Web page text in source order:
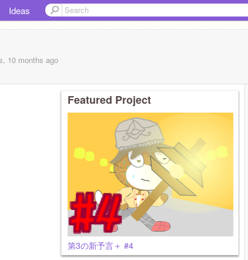
Ideas
10 months ago
！！！！！！！！！！！！！！！！！！！！！！！！！！
Featured Project
第3の新予言＋ #4